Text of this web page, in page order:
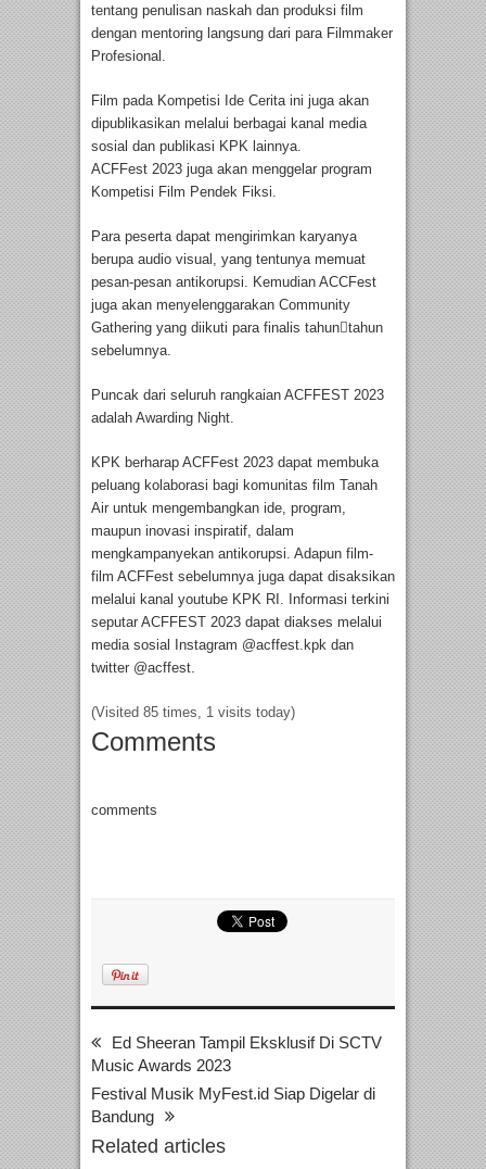
tentang penulisan naskah dan produksi film
dengan mentoring langsung dari para Filmmaker
Profesional.
Film pada Kompetisi Ide Cerita ini juga akan
dipublikasikan melalui berbagai kanal media
sosial dan publikasi KPK lainnya.
ACFFest 2023 juga akan menggelar program
Kompetisi Film Pendek Fiksi.
Para peserta dapat mengirimkan karyanya
berupa audio visual, yang tentunya memuat
pesan-pesan antikorupsi. Kemudian ACCFest
juga akan menyelenggarakan Community
Gathering yang diikuti para finalis tahun￾tahun
sebelumnya.
Puncak dari seluruh rangkaian ACFFEST 2023
adalah Awarding Night.
KPK berharap ACFFest 2023 dapat membuka
peluang kolaborasi bagi komunitas film Tanah
Air untuk mengembangkan ide, program,
maupun inovasi inspiratif, dalam
mengkampanyekan antikorupsi. Adapun film-
film ACFFest sebelumnya juga dapat disaksikan
melalui kanal youtube KPK RI. Informasi terkini
seputar ACFFEST 2023 dapat diakses melalui
media sosial Instagram @acffest.kpk dan
twitter @acffest.
(Visited 85 times, 1 visits today)
Comments
comments
Ed Sheeran Tampil Eksklusif Di SCTV
Music Awards 2023
Festival Musik MyFest.id Siap Digelar di
Bandung
Related articles